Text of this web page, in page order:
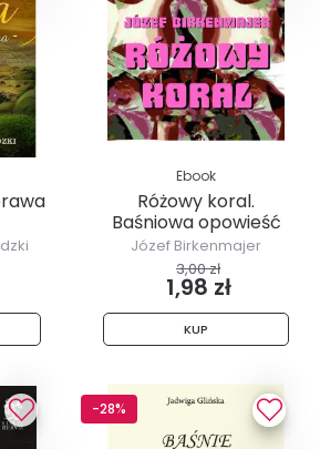
Ebook
Różowy koral.
Baśniowa opowieść
Józef Birkenmajer
3,00 zł
1,98 zł
KUP
-28%